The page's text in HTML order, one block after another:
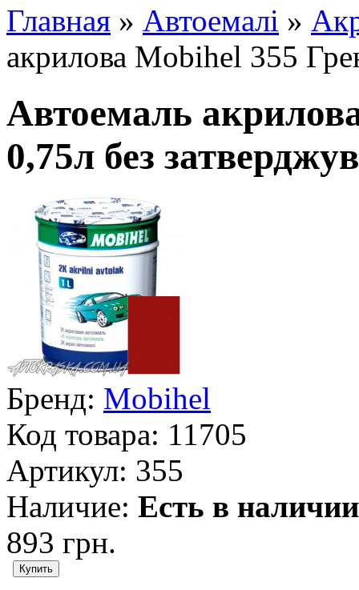
Главная » Автоемалі »
акрилова Mobihel 355
Автоемаль
0,75л без
Бренд: Mobihel
Код товара: 11705
Артикул: 355
Наличие: Есть в наличии
893 грн.